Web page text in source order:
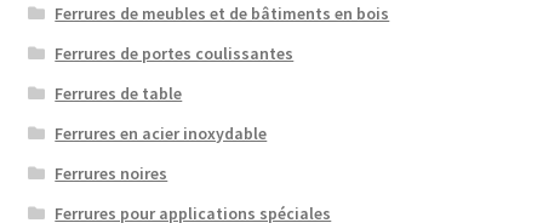
Ferrures de meubles et de bâtiments en bois
Ferrures de portes coulissantes
Ferrures de table
Ferrures en acier inoxydable
Ferrures noires
Ferrures pour applications spéciales